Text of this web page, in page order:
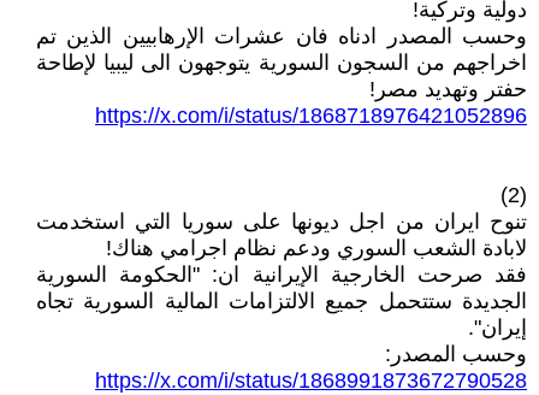
دولية وتركية!
وحسب المصدر ادناه فان عشرات الإرهابيين الذين تم
اخراجهم من السجون السورية يتوجهون الى ليبيا لإطاحة
حفتر وتهديد مصر!
https://x.com/i/status/1868718976421052896
(2)
تنوح ايران من اجل ديونها على سوريا التي استخدمت
لابادة الشعب السوري ودعم نظام اجرامي هناك!
فقد صرحت الخارجية الإيرانية ان: "الحكومة السورية
الجديدة ستتحمل جميع الالتزامات المالية السورية تجاه
إيران".
وحسب المصدر:
https://x.com/i/status/1868991873672790528